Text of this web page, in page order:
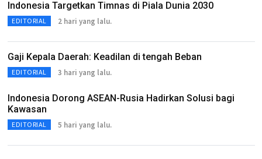
Indonesia Targetkan Timnas di Piala Dunia 2030
EDITORIAL 2 hari yang lalu.
Gaji Kepala Daerah: Keadilan di tengah Beban
EDITORIAL 3 hari yang lalu.
Indonesia Dorong ASEAN-Rusia Hadirkan Solusi bagi
Kawasan
EDITORIAL 5 hari yang lalu.